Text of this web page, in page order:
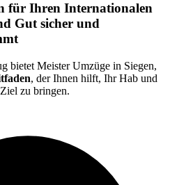
für Ihren Internationalen
Gut sicher und
bietet Meister Umzüge in Siegen,
, der Ihnen hilft, Ihr Hab und
zu bringen.